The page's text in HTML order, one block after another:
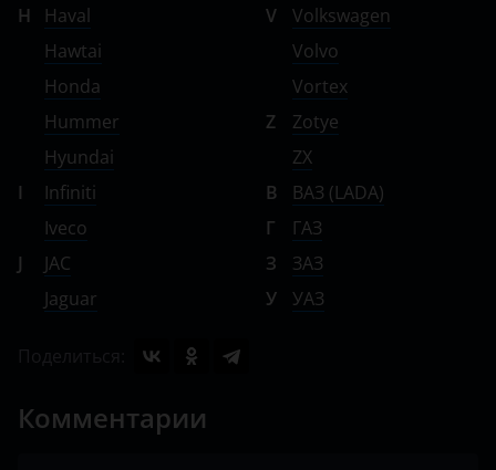
H
Haval
Hawtai
Honda
Hummer
Hyundai
I
Infiniti
Iveco
J
JAC
Jaguar
V
Volkswagen
Volvo
Vortex
Z
Zotye
ZX
В
ВАЗ (LADA)
Г
ГАЗ
З
ЗАЗ
У
УАЗ
Комментарии